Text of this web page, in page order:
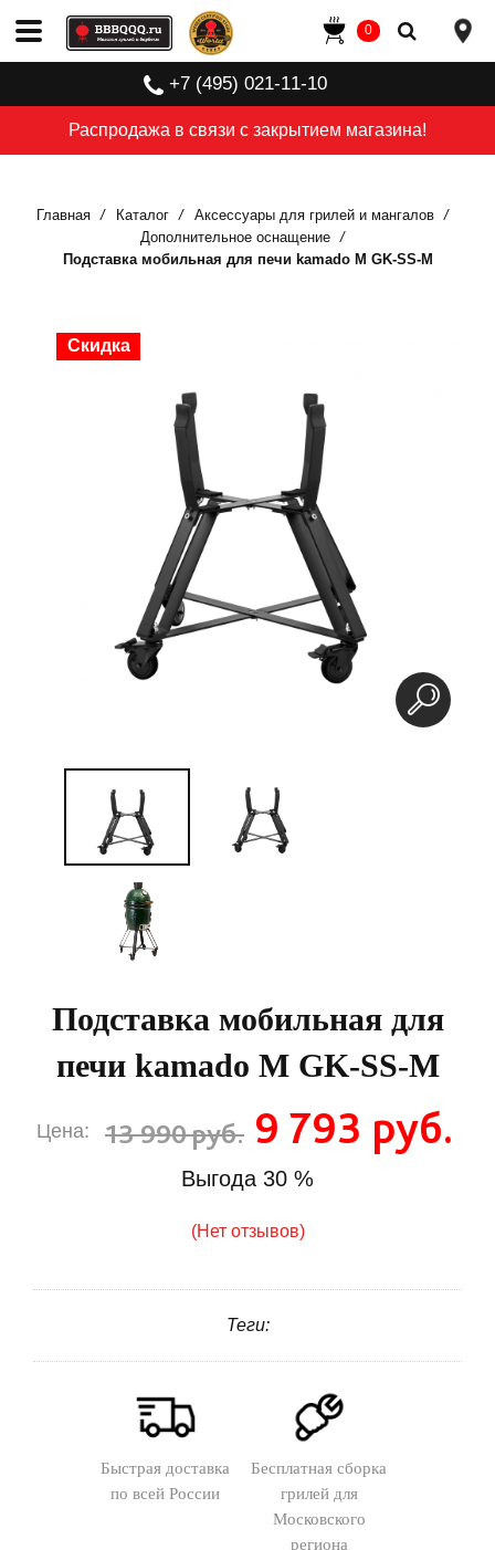
Распродажа в связи с закрытием магазина!
+7 (495) 021-11-10
0
Главная Каталог
Аксессуары для грилей и мангалов
Дополнительное оснащение
Подставка мобильная для печи kamado M GK-SS-M
Скидка
Скидка
Скидка
Подставка мобильная для
печи kamado M GK-SS-M
Цена: 13 990 руб. 9 793 руб.
Выгода 30 %
(Нет отзывов)
Теги:
Быстрая доставка
по всей России
Бесплатная сборка
грилей для
Московского
региона